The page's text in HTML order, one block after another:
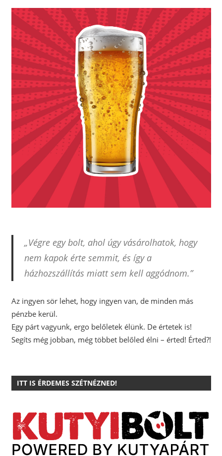
„Végre egy bolt, ahol úgy vásárolhatok, hogy
nem kapok érte semmit, és így a
házhozszállítás miatt sem kell aggódnom.”
Az ingyen sör lehet, hogy ingyen van, de minden más
pénzbe kerül.
Egy párt vagyunk, ergo belőletek élünk. De értetek is!
Segíts még jobban, még többet belőled élni – érted! Érted?!
ITT IS ÉRDEMES SZÉTNÉZNED!